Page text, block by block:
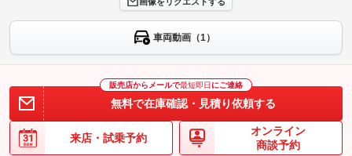
車両動画（1）
販売店からメールで最短即日 にご連絡
無料で在庫確認・見積り依頼する
来店・試乗予約
オンライン
商談予約